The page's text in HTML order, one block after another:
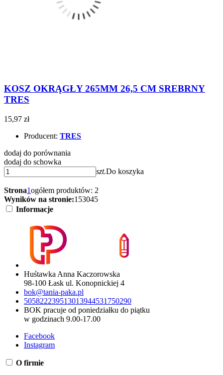
KOSZ OKRĄGŁY 265MM 26,5 CM SREBRNY
TRES
15,97 zł
Producent: TRES
dodaj do porównania
dodaj do schowka
szt.Do koszyka
Strona1ogółem produktów: 2
Wyników na stronie:153045
Informacje
Huśtawka Anna Kaczorowska
98-100 Łask ul. Konopnickiej 4
bok@tania-paka.pl
505822239513013944531750290
BOK pracuje od poniedziałku do piątku
w godzinach 9.00-17.00
Facebook
Instagram
O firmie